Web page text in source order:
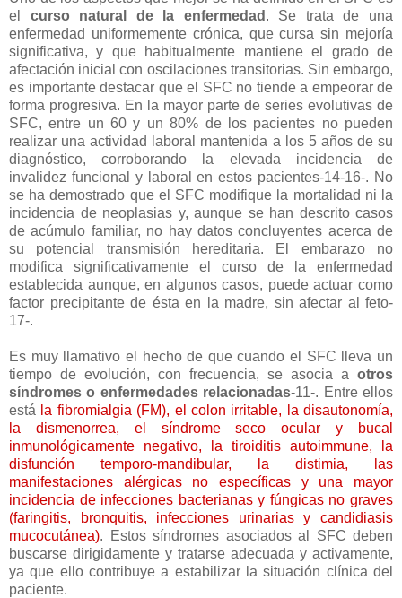
el curso natural de la enfermedad . Se trata de una
enfermedad uniformemente crónica, que cursa sin mejoría
significativa, y que habitualmente mantiene el grado de
afectación inicial con oscilaciones transitorias. Sin embargo,
es importante destacar que el SFC no tiende a empeorar de
forma progresiva. En la mayor parte de series evolutivas de
SFC, entre un 60 y un 80% de los pacientes no pueden
realizar una actividad laboral mantenida a los 5 años de su
diagnóstico, corroborando la elevada incidencia de
invalidez funcional y laboral en estos pacientes-14-16-. No
se ha demostrado que el SFC modifique la mortalidad ni la
incidencia de neoplasias y, aunque se han descrito casos
de acúmulo familiar, no hay datos concluyentes acerca de
su potencial transmisión hereditaria. El embarazo no
modifica significativamente el curso de la enfermedad
establecida aunque, en algunos casos, puede actuar como
factor precipitante de ésta en la madre, sin afectar al feto-
17-.
Es muy llamativo el hecho de que cuando el SFC lleva un
tiempo de evolución, con frecuencia, se asocia a otros
síndromes o enfermedades relacionadas-11-. Entre ellos
está la fibromialgia (FM), el colon irritable, la disautonomía,
la dismenorrea, el síndrome seco ocular y bucal
inmunológicamente negativo, la tiroiditis autoimmune, la
disfunción temporo-mandibular, la distimia, las
manifestaciones alérgicas no específicas y una mayor
incidencia de infecciones bacterianas y fúngicas no graves
(faringitis, bronquitis, infecciones urinarias y candidiasis
mucocutánea). Estos síndromes asociados al SFC deben
buscarse dirigidamente y tratarse adecuada y activamente,
ya que ello contribuye a estabilizar la situación clínica del
paciente.